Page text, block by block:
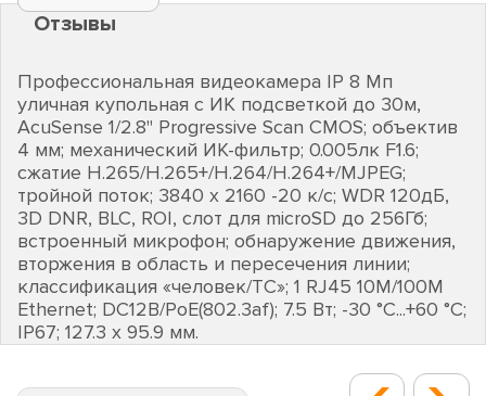
Отзывы
Профессиональная видеокамера IP 8 Мп
уличная купольная с ИК подсветкой до 30м,
AcuSense 1/2.8" Progressive Scan CMOS; объектив
4 мм; механический ИК-фильтр; 0.005лк F1.6;
сжатие H.265/H.265+/H.264/H.264+/MJPEG;
тройной поток; 3840 х 2160 -20 к/с; WDR 120дБ,
3D DNR, BLC, ROI, слот для microSD до 256Гб;
встроенный микрофон; обнаружение движения,
вторжения в область и пересечения линии;
классификация «человек/ТС»; 1 RJ45 10M/100M
Ethernet; DC12В/PoE(802.3af); 7.5 Вт; -30 °C...+60 °C;
IP67; 127.3 х 95.9 мм.